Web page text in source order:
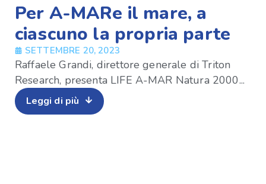
Per A-MARe il mare, a
ciascuno la propria parte
SETTEMBRE 20, 2023
Raffaele Grandi, direttore generale di Triton
Research, presenta LIFE A-MAR Natura 2000...
Leggi di più